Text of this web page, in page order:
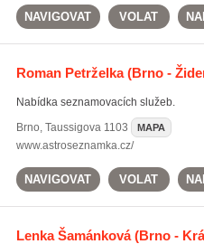
NAVIGOVAT VOLAT
Roman Petrželka(Brno -
Nabídka seznamovacích služeb.
Brno, Taussigova 1103 MAPA
www.astroseznamka.cz/
NAVIGOVAT VOLAT
Lenka Šamánková(Brno -